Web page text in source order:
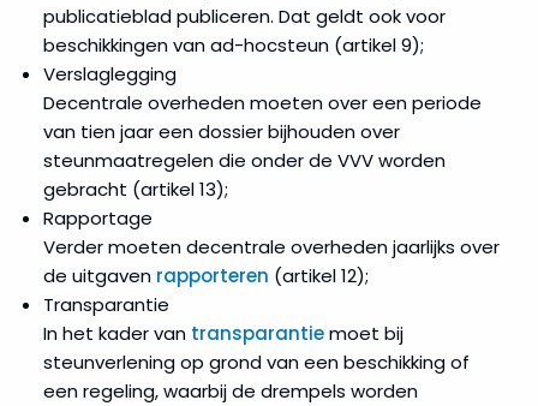
ordening
Sociaal
domein
&
zorg
Sociale
en
betaalbare
huisvesting
Sport
publicatieblad publiceren. Dat geldt ook voor
beschikkingen van ad-hocsteun (artikel 9);
Verslaglegging
Decentrale overheden moeten over een periode
van tien jaar een dossier bijhouden over
steunmaatregelen die onder de VVV worden
gebracht (artikel 13);
Rapportage
Verder moeten decentrale overheden jaarlijks over
de uitgaven rapporteren (artikel 12);
Transparantie
In het kader van transparantiemoet bij
steunverlening op grond van een beschikking of
een regeling, waarbij de drempels worden